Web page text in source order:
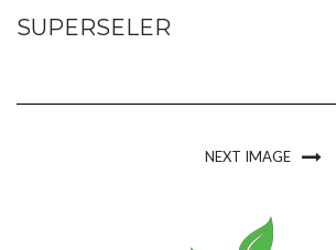
SUPERSELER
NEXT IMAGE